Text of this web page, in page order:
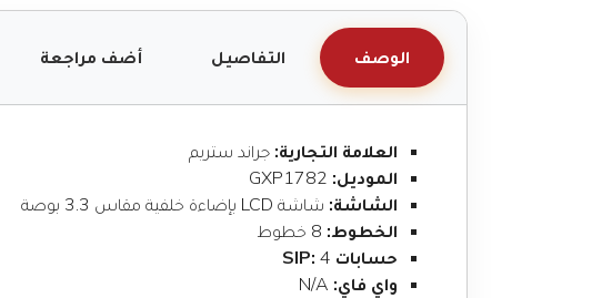
الوصف التفاصيل أضف مراجعة
العلامة التجارية: جراند ستريم
الموديل:
الشاشة: شاشة LCD بإضاءة خلفية مقاس 3.3 بوصة
الخطوط:
حسابات SIP: 4
واي فاي: